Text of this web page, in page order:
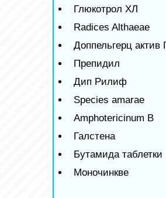
Глюкотрол ХЛ
Radices Althaeae
Доппельгерц актив
Препидил
Дип Рилиф
Species amarae
Amphotericinum B
Галстена
Бутамида таблетки
Моночинкве